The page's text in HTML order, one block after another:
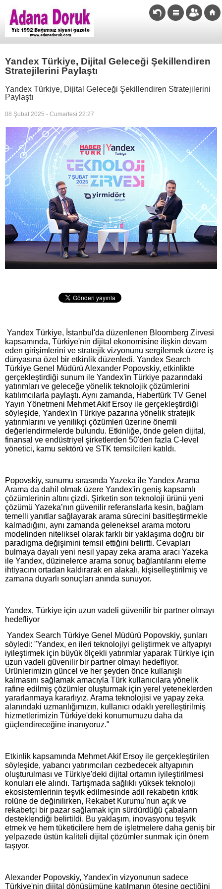
Yandex Türkiye, Dijital Geleceği Şekillendiren
Stratejilerini Paylaştı
Yandex Türkiye, Dijital Geleceği Şekillendiren Stratejilerini
Paylaştı
08 Şubat 2025 - Cumartesi 22:27
Yandex Türkiye, İstanbul'da düzenlenen Bloomberg Zirvesi
kapsamında, Türkiye'nin dijital ekonomisine ilişkin devam
eden girişimlerini ve stratejik vizyonunu sergilemek üzere iş
dünyasına özel bir etkinlik düzenledi. Yandex Search
Türkiye Genel Müdürü Alexander Popovskiy, etkinlikte
gerçekleştirdiği sunum ile Yandex'in Türkiye pazarındaki
yatırımları ve geleceğe yönelik teknolojik çözümlerini
katılımcılarla paylaştı. Aynı zamanda, Habertürk TV Genel
Yayın Yönetmeni Mehmet Akif Ersoy ile gerçekleştirdiği
söyleşide, Yandex'in Türkiye pazarına yönelik stratejik
yatırımlarını ve yenilikçi çözümleri üzerine önemli
değerlendirmelerde bulundu. Etkinliğe, önde gelen dijital,
finansal ve endüstriyel şirketlerden 50'den fazla C-level
yönetici, kamu sektörü ve STK temsilcileri katıldı.
Popovskiy, sunumu sırasında Yazeka ile Yandex Arama
Arama da dahil olmak üzere Yandex'in geniş kapsamlı
çözümlerinin altını çizdi. Şirketin son teknoloji ürünü yeni
çözümü Yazeka’nın güvenilir referanslarla kesin, bağlam
temelli yanıtlar sağlayarak arama sürecini basitleştirmekle
kalmadığını, aynı zamanda geleneksel arama motoru
modelinden niteliksel olarak farklı bir yaklaşıma doğru bir
paradigma değişimini temsil ettiğini belirtti. Cevapları
bulmaya dayalı yeni nesil yapay zeka arama aracı Yazeka
ile Yandex, düzinelerce arama sonuç bağlantılarını eleme
ihtiyacını ortadan kaldırarak en alakalı, kişiselleştirilmiş ve
zamana duyarlı sonuçları anında sunuyor.
Yandex, Türkiye için uzun vadeli güvenilir bir partner olmayı
hedefliyor
Yandex Search Türkiye Genel Müdürü Popovskiy, şunları
söyledi: "Yandex, en ileri teknolojiyi geliştirmek ve altyapıyı
iyileştirmek için büyük ölçekli yatırımlar yaparak Türkiye için
uzun vadeli güvenilir bir partner olmayı hedefliyor.
Ürünlerimizin güncel ve her şeyden önce kullanışlı
kalmasını sağlamak amacıyla Türk kullanıcılara yönelik
rafine edilmiş çözümler oluşturmak için yerel yeteneklerden
yararlanmaya kararlıyız. Arama teknolojisi ve yapay zeka
alanındaki uzmanlığımızın, kullanıcı odaklı yerelleştirilmiş
hizmetlerimizin Türkiye'deki konumumuzu daha da
güçlendireceğine inanıyoruz."
Etkinlik kapsamında Mehmet Akif Ersoy ile gerçekleştirilen
söyleşide, yabancı yatırımcıları cezbedecek altyapının
oluşturulması ve Türkiye'deki dijital ortamın iyileştirilmesi
konuları ele alındı. Tartışmada sağlıklı yüksek teknoloji
ekosistemlerinin teşvik edilmesinde adil rekabetin kritik
rolüne de değinilirken, Rekabet Kurumu'nun açık ve
rekabetçi bir pazar sağlamak için sürdürdüğü çabaların
desteklendiği belirtildi. Bu yaklaşım, inovasyonu teşvik
etmek ve hem tüketicilere hem de işletmelere daha geniş bir
yelpazede üstün kaliteli dijital çözümler sunmak için önem
taşıyor.
Alexander Popovskiy, Yandex'in vizyonunun sadece
Türkiye'nin dijital dönüşümüne katılmanın ötesine geçtiğini